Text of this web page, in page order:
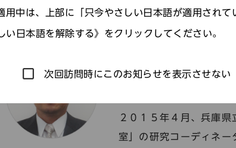
ひょうご歴史研究室 研
専門分野／日本古代史
２０１５年４月、兵庫
室」の研究コーディネ
用中は、上部に「只今やさしい日本語が適用されて
い日本語を解除する》をクリックしてください。
次回訪問時にこのお知らせを表示させない